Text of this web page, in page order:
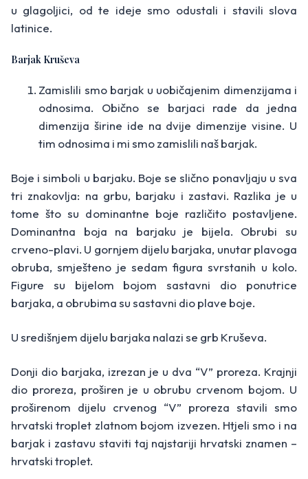
u glagoljici, od te ideje smo odustali i stavili slova
latinice.
Barjak Kruševa
Zamislili smo barjak u uobičajenim dimenzijama i
odnosima. Obično se barjaci rade da jedna
dimenzija širine ide na dvije dimenzije visine. U
tim odnosima i mi smo zamislili naš barjak.
Boje i simboli u barjaku. Boje se slično ponavljaju u sva
tri znakovlja: na grbu, barjaku i zastavi. Razlika je u
tome što su dominantne boje različito postavljene.
Dominantna boja na barjaku je bijela. Obrubi su
crveno-plavi. U gornjem dijelu barjaka, unutar plavoga
obruba, smješteno je sedam figura svrstanih u kolo.
Figure su bijelom bojom sastavni dio ponutrice
barjaka, a obrubima su sastavni dio plave boje.
U središnjem dijelu barjaka nalazi se grb Kruševa.
Donji dio barjaka, izrezan je u dva “V” proreza. Krajnji
dio proreza, proširen je u obrubu crvenom bojom. U
proširenom dijelu crvenog “V” proreza stavili smo
hrvatski troplet zlatnom bojom izvezen. Htjeli smo i na
barjak i zastavu staviti taj najstariji hrvatski znamen –
hrvatski troplet.